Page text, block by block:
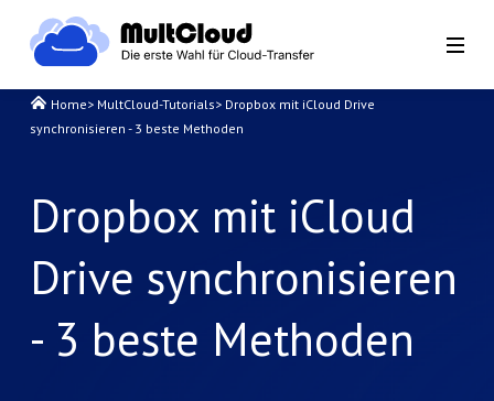
Home> MultCloud-Tutorials> Dropbox mit iCloud Drive
synchronisieren - 3 beste Methoden
Dropbox mit iCloud
Drive synchronisieren
- 3 beste Methoden